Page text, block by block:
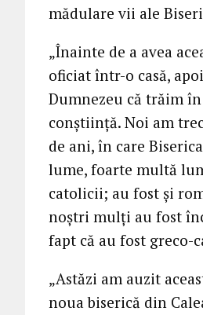
mădulare vii ale
„Înainte de a avea
oficiat într-o casă,
Dumnezeu că trăim
conștiință. Noi am
de ani, în care
lume, foarte multă
catolicii; au fost și
noștri mulți au fost
fapt că au fost greco-
„Astăzi am auzit
noua biserică din